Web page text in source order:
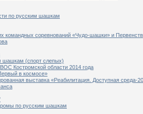
по русским шашкам
командных соревнований «Чудо-шашки» и
шашкам (спорт слепых)
Костромской области 2014 года
в космосе»
выставка «Реабилитация. Доступная среда-
по русским шашкам